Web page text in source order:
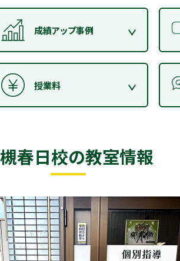
成績アップ事例
授業料
春日校の教室情報